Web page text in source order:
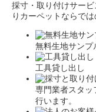
採寸・取り付けサー
りカーペットならでは
無料生地サンプ
工具貸し出し
専門業者スタッ
行います。